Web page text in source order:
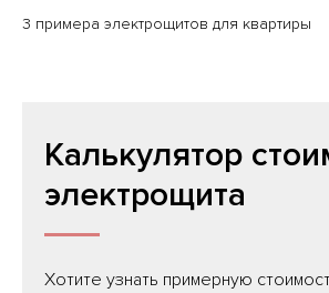
3 примера электрощитов для квартиры
Калькулятор
электрощита
Хотите узнать примерную